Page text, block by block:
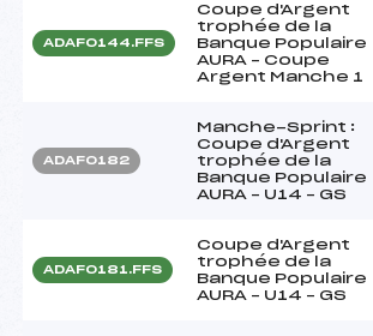
ADAF0144.FFS
Coupe d'Argent
trophée de la
Banque Populaire
AURA – Coupe
Argent Manche 1
ADAF0182
Manche-Sprint :
Coupe d'Argent
trophée de la
Banque Populaire
AURA – U14 – GS
ADAF0181.FFS
Coupe d'Argent
trophée de la
Banque Populaire
AURA – U14 – GS